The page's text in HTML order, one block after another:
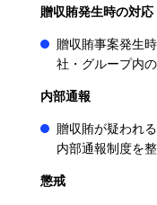
贈収賄発生時の対応
贈収賄事案発生
社・グループ内
内部通報
贈収賄が疑われ
内部通報制度を
懲戒